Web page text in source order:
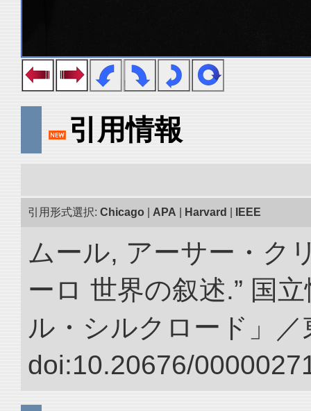
引用情報
引用形式選択: Chicago APA Harvard IEEE
ムール, アーサー・ク
ーロ 世界の叙述.” 国
ル・シルクロード」／
doi:10.20676/